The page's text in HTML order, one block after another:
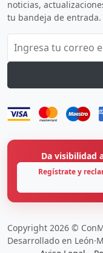
noticias,
tu bandeja de entrada.
Da visibilidad
Regístrate y
Copyright 2026 ©
Desarrollado en